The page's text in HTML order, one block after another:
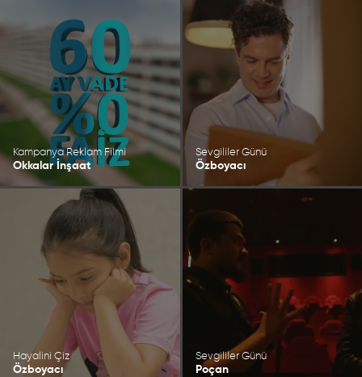
Kampanya Reklam Filmi
Okkalar İnşaat
Sevgililer Günü
Özboyacı
Hayalini Çiz
Özboyacı
Sevgililer Günü
Poçan